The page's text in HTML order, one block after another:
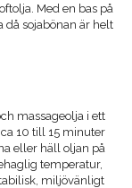
Med en bas på
då sojabönan är helt
massageolja i ett
10 till 15 minuter
eller häll oljan på
temperatur,
miljövänligt